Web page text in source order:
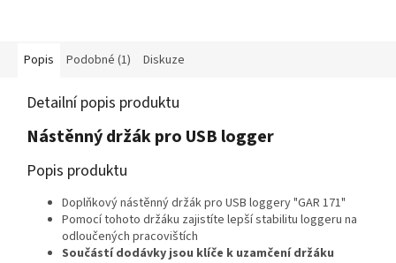
Popis Podobné (1) Diskuze
Detailní popis produktu
Nástěnný držák pro USB logger
Popis produktu
Doplňkový nástěnný držák pro USB loggery "GAR 171"
Pomocí tohoto držáku zajistíte lepší stabilitu loggeru na
odloučených pracovištích
Součástí dodávky jsou klíče k uzamčení držáku